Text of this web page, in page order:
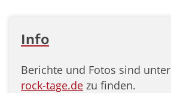
Info
Berichte und Fotos sind unter
rock-tage.de zu finden.